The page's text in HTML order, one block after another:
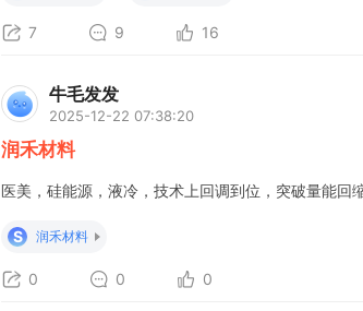
7 9 16
牛毛发发
2025-12-22 07:38:20
润禾材料
医美，硅能源，液冷，技术上回调到位，突破量能回
S 润禾材料
0 0 0